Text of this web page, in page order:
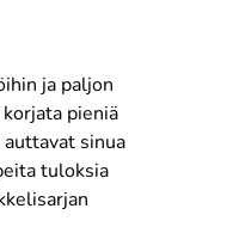
ja paljon
pieniä
sinua
tuloksia